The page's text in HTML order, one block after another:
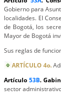
Gobierno para
localidades. El
de Bogotá, los
Mayor de Bogotá
Sus reglas de
ARTÍCULO 4o.
Artículo 53B.
sector